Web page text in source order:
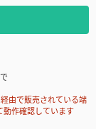
由で販売されている端
動作確認しています